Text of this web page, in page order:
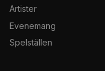
Artister
Evenemang
Spelställen